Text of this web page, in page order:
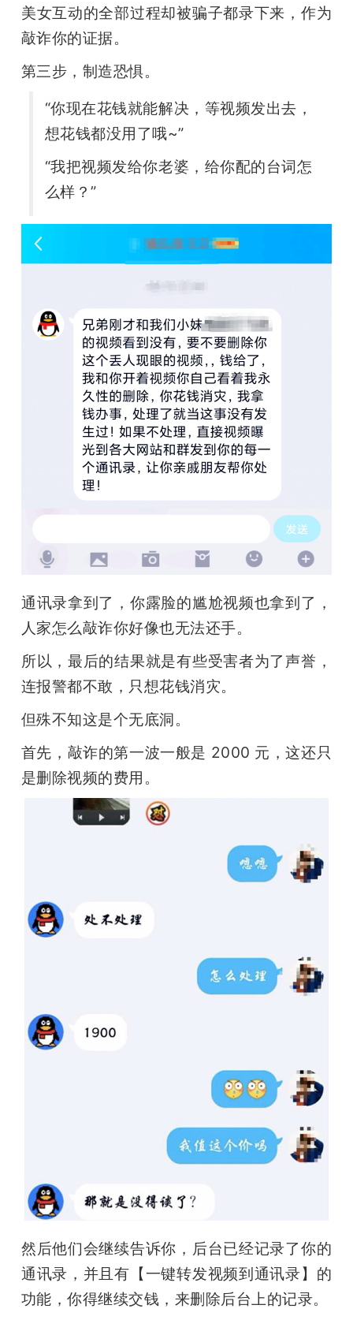
美女互动的全部过程却被骗子都录下来，作为
敲诈你的证据。
第三步，制造恐惧。
“你现在花钱就能解决，等视频发出去，
想花钱都没用了哦~”
“我把视频发给你老婆，给你配的台词怎
么样？”
通讯录拿到了，你露脸的尴尬视频也拿到了，
人家怎么敲诈你好像也无法还手。
所以，最后的结果就是有些受害者为了声誉，
连报警都不敢，只想花钱消灾。
但殊不知这是个无底洞。
首先，敲诈的第一波一般是 2000 元，这还只
是删除视频的费用。
然后他们会继续告诉你，后台已经记录了你的
通讯录，并且有【一键转发视频到通讯录】的
功能，你得继续交钱，来删除后台上的记录。